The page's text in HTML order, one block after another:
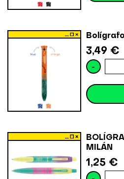
3,49 €
-
MILÁN
1,25 €